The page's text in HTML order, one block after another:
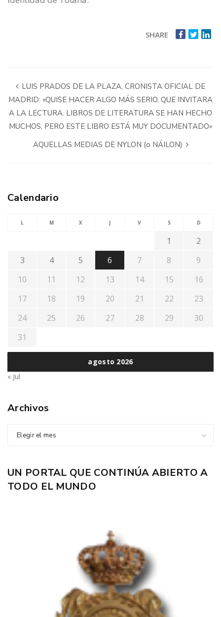
SHARE
LUIS PRADOS DE LA PLAZA, CRONISTA OFICIAL DE
MADRID: «QUISE HACER ALGO MÁS SERIO, QUE INVITARA
A LA LECTURA. LIBROS DE LITERATURA SE HAN HECHO
MUCHOS, PERO ESTE LIBRO ESTÁ MUY DOCUMENTADO»
AQUELLAS MEDIAS DE NYLON (o NÁILON)
Calendario
agosto 2026
L M X J V S D
1
2
3
4 5 6 7 8
9
10
11 12 13 14 15
16
17
18 19 20 21 22
23
24
25 26 27 28 29
30
31
« Jul
Archivos
Elegir el mes
UN PORTAL QUE CONTINÚA ABIERTO A
TODO EL MUNDO